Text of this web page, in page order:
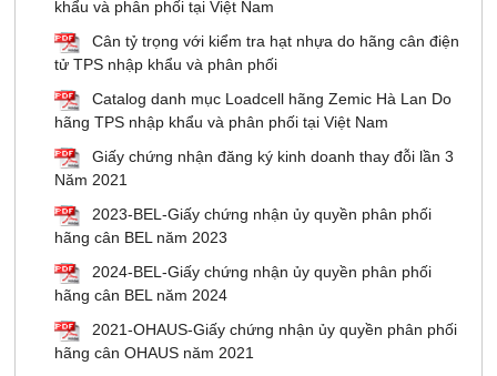
khẩu và phân phối tại Việt Nam
Cân tỷ trọng với kiểm tra hạt nhựa do hãng cân điện
tử TPS nhập khẩu và phân phối
Catalog danh mục Loadcell hãng Zemic Hà Lan Do
hãng TPS nhập khẩu và phân phối tại Việt Nam
Giấy chứng nhận đăng ký kinh doanh thay đỗi lần 3
Năm 2021
2023-BEL-Giấy chứng nhận ủy quyền phân phối
hãng cân BEL năm 2023
2024-BEL-Giấy chứng nhận ủy quyền phân phối
hãng cân BEL năm 2024
2021-OHAUS-Giấy chứng nhận ủy quyền phân phối
hãng cân OHAUS năm 2021